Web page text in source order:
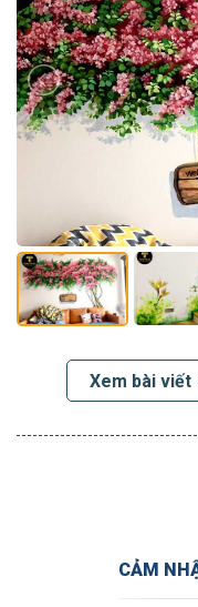
Xem bài viết
CẢM